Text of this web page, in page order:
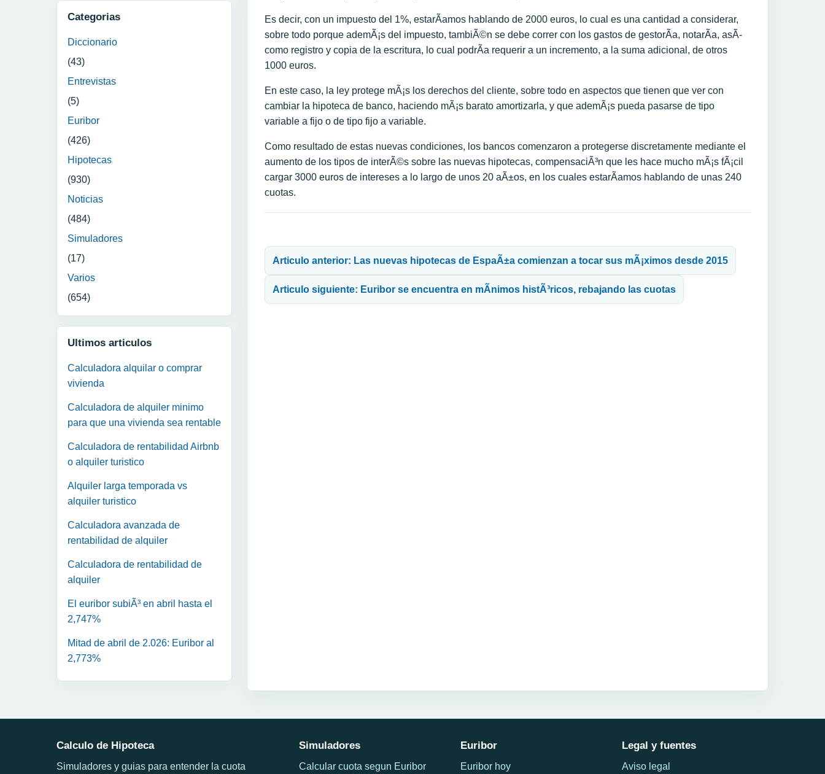
Categorias
Diccionario
(43)
Entrevistas
(5)
Euribor
(426)
Hipotecas
(930)
Noticias
(484)
Simuladores
(17)
Varios
(654)
Ultimos articulos
Calculadora alquilar o comprar
vivienda
Calculadora de alquiler minimo
para que una vivienda sea rentable
Calculadora de rentabilidad Airbnb
o alquiler turistico
Alquiler larga temporada vs
alquiler turistico
Calculadora avanzada de
rentabilidad de alquiler
Calculadora de rentabilidad de
alquiler
El euribor subiÃ³ en abril hasta el
2,747%
Mitad de abril de 2.026: Euribor al
2,773%
Es decir, con un impuesto del 1%, estarÃ­amos hablando de 2000 euros, lo cual es una cantidad a considerar,
sobre todo porque ademÃ¡s del impuesto, tambiÃ©n se debe correr con los gastos de gestorÃ­a, notarÃ­a, asÃ­
como registro y copia de la escritura, lo cual podrÃ­a requerir a un incremento, a la suma adicional, de otros
1000 euros.
En este caso, la ley protege mÃ¡s los derechos del cliente, sobre todo en aspectos que tienen que ver con
cambiar la hipoteca de banco, haciendo mÃ¡s barato amortizarla, y que ademÃ¡s pueda pasarse de tipo
variable a fijo o de tipo fijo a variable.
Como resultado de estas nuevas condiciones, los bancos comenzaron a protegerse discretamente mediante el
aumento de los tipos de interÃ©s sobre las nuevas hipotecas, compensaciÃ³n que les hace mucho mÃ¡s fÃ¡cil
cargar 3000 euros de intereses a lo largo de unos 20 aÃ±os, en los cuales estarÃ­amos hablando de unas 240
cuotas.
Articulo anterior: Las nuevas hipotecas de EspaÃ±a comienzan a tocar sus mÃ¡ximos desde 2015
Articulo siguiente: Euribor se encuentra en mÃ­nimos histÃ³ricos, rebajando las cuotas
Calculo de Hipoteca
Simuladores y guias para entender la cuota
Simuladores
Calcular cuota segun Euribor
Euribor
Euribor hoy
Legal y fuentes
Aviso legal